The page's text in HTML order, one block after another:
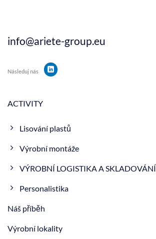
ACTIVITY
Lisování plastů
Výrobní montáže
VÝROBNÍ LOGISTIKA A SKLADOVÁNÍ
Personalistika
Náš příběh
Výrobní lokality
info@ariete-group.eu
Následuj nás